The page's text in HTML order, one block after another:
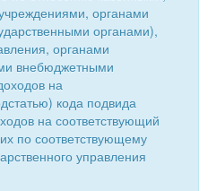
органами
органами),
органами
внебюджетными
на
кода подвида
на соответствующий
по соответствующему
управления